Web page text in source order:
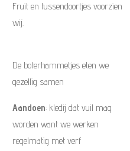
Fruit en tussendoortjes voorzien
wij.
De boterhammetjes eten we
gezellig samen
Aandoen: kledij dat vuil mag
worden want we werken
regelmatig met verf